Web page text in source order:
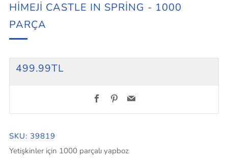
HIMEJI CASTLE IN SPRING - 1000
PARÇA
REGULAR
499.99TL
FacebookPinterest
Email
SKU: 39819
Yetişkinler için 1000 parçalı yapboz